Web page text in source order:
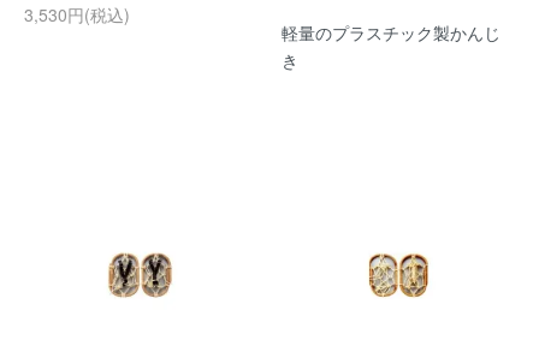
3,530円(税込)
軽量のプラスチック製かんじ
き